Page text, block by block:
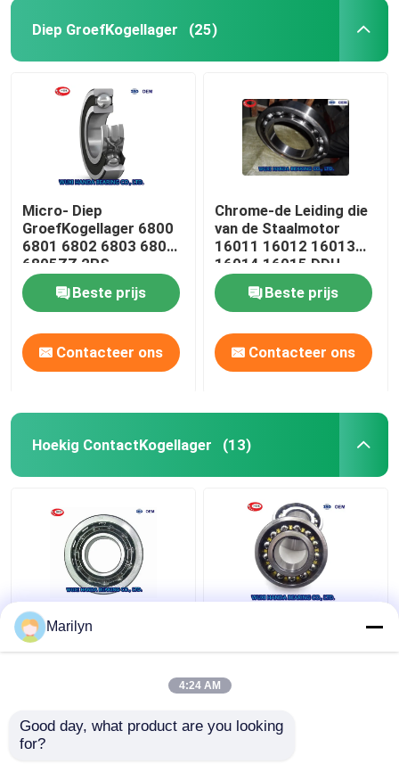
Diep GroefKogellager (25)
Micro- Diep
GroefKogellager 6800
6801 6802 6803 6804
6805ZZ 2RS
Beste prijs
Contacteer ons
Chrome-de Leiding die
van de Staalmotor
16011 16012 16013
16014 16015 DDU
ZZC3 2RS dragen
Beste prijs
Contacteer ons
Hoekig ContactKogellager (13)
7216 BECBP Hoekig
ContactKogellager
van het Puntcontact
Marilyn
4:24 AM
Good day, what product are you looking
for?